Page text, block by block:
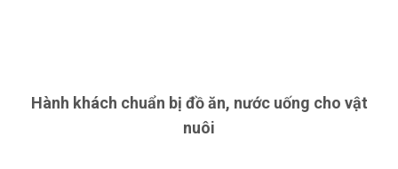
Hành khách chuẩn bị đồ ăn, nước uống cho vật
nuôi